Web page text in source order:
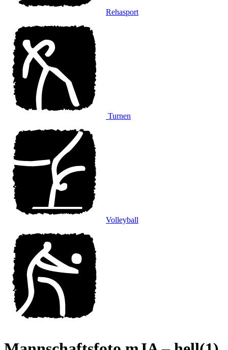
Rehasport
Turnen
Volleyball